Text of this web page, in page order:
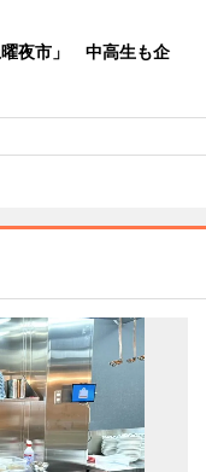
曜夜市」 中高生も企